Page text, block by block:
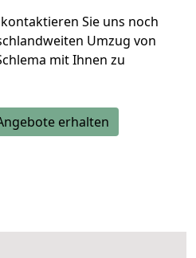
Sie uns noch
Umzug von
mit Ihnen zu
erhalten